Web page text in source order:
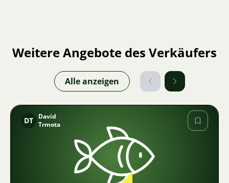
Weitere Angebote des Verkäufers
Alle anzeigen
Bild
DT
David
Trmota